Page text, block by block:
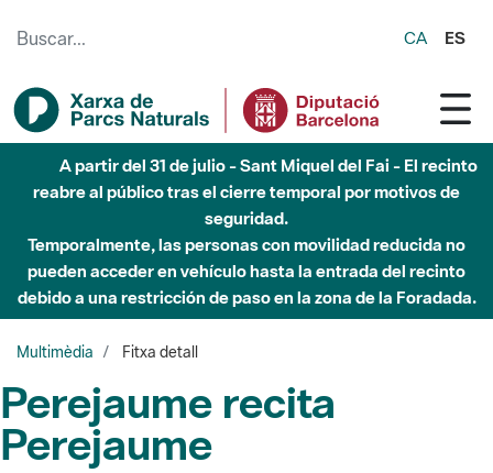
CA ES
A partir del 31 de julio - Sant Miquel del Fai - El recinto
reabre al público tras el cierre temporal por motivos de
seguridad.
Temporalmente, las personas con movilidad reducida no
pueden acceder en vehículo hasta la entrada del recinto
debido a una restricción de paso en la zona de la Foradada.
Multimèdia Fitxa detall
Perejaume recita
Perejaume